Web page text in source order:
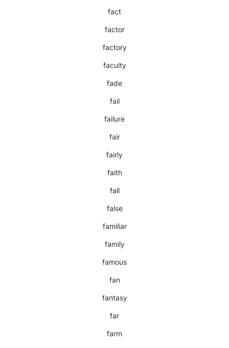
fact
factor
factory
faculty
fade
fail
failure
fair
fairly
faith
fall
false
familiar
family
famous
fan
fantasy
far
farm